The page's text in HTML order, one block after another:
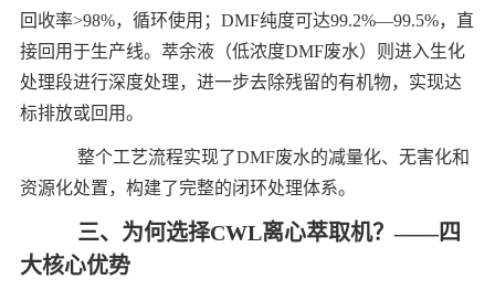
回收率>98%，循环使用；DMF纯度可达99.2%—99.5%，直
接回用于生产线。萃余液（低浓度DMF废水）则进入生化
处理段进行深度处理，进一步去除残留的有机物，实现达
标排放或回用。
整个工艺流程实现了DMF废水的减量化、无害化和
资源化处置，构建了完整的闭环处理体系。
三、为何选择CWL离心萃取机？——四
大核心优势